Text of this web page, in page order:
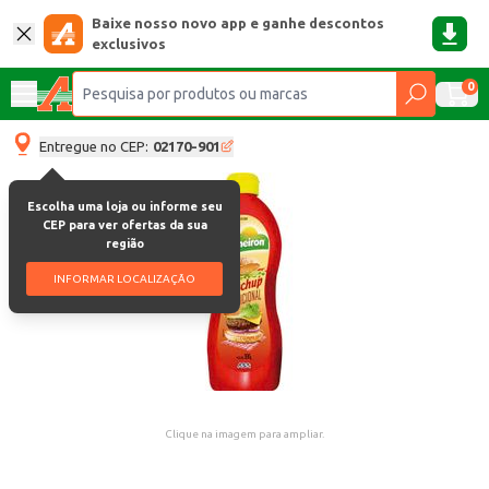
Baixe nosso novo app e ganhe descontos
exclusivos
0
Entregue no CEP: 02170-901
Escolha uma loja ou informe seu
CEP para ver ofertas da sua
região
INFORMAR LOCALIZAÇÃO
Clique na imagem para ampliar.